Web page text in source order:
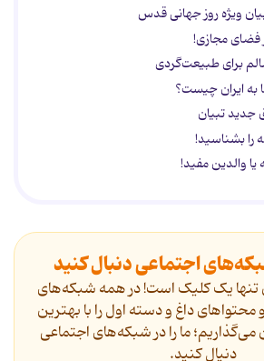
ویژه روز جهانی قدس
فضای مجازی!
به ایران چیست؟
جدید تبیان
را بشناسید!
والدین مفید!
اجتماعی دنبال کنید
تنها یک کلیک است! در همه شبکه‌های
داغ و دسته اول را با بهترین
می‌گذاریم؛ ما را در شبکه‌های اجتماعی
دنیال کنید.